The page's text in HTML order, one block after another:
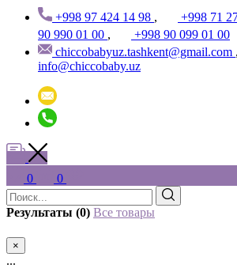
+998 97 424 14 98 , +998 71
90 990 01 00 ,
+998 90 099 01 00
chiccobabyuz.tashkent@gmail.com
info@chiccobaby.uz
0 0
Результаты (0) Все товары
×
...